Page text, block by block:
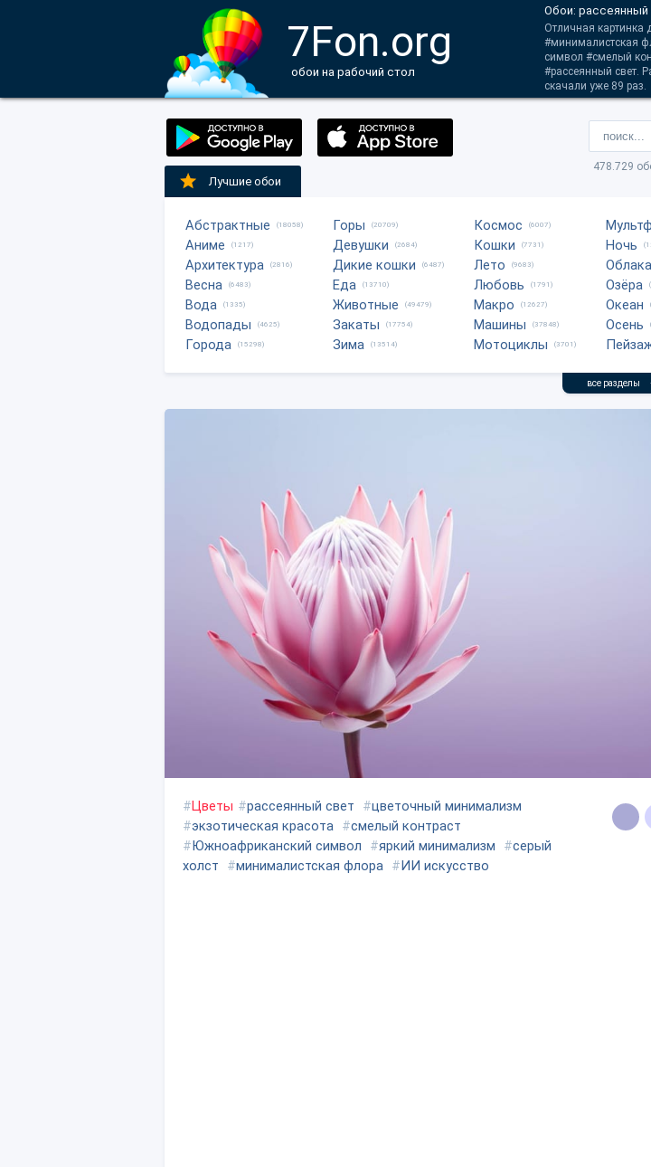
7Fon.org
обои на рабочий стол
Обои:
Отличная картинка
#минималистская
символ #смелый
#рассеянный свет.
скачали уже 89 раз.
478.729
Лучшие обои
Абстрактные (18058)
Аниме (1217)
Архитектура (2816)
Весна (6483)
Вода (1335)
Водопады (4625)
Города (15298)
Горы (20709)
Девушки (2684)
Дикие кошки (6487)
Еда (13710)
Животные (49479)
Закаты (17754)
Зима (13514)
Космос (6007)
Кошки (7731)
Лето (9683)
Любовь (1791)
Макро (12627)
Машины (37848)
Мотоциклы (3701)
Ночь
Облака
Озёра
Океан
Осень
все разделы
#Цветы #рассеянный свет #цветочный минимализм
#экзотическая красота #смелый контраст
#Южноафриканский символ #яркий минимализм #серый
холст
#минималистская флора #ИИ искусство